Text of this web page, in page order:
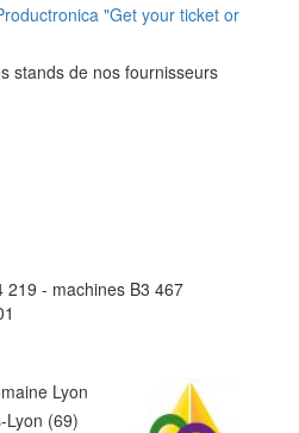
"Get your ticket or
stands de nos fournisseurs
219 - machines B3 467
Lyon
Lyon (69)